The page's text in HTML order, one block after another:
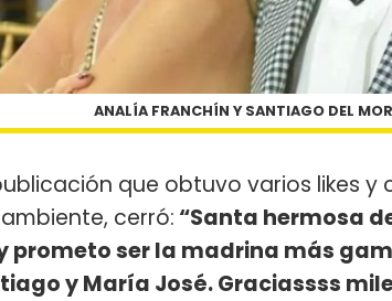
ANALÍA FRANCHÍN Y SANTIAGO DEL
que obtuvo varios likes
cerró: “Santa hermosa
prometo ser la madrina más
y María José. Graciassss